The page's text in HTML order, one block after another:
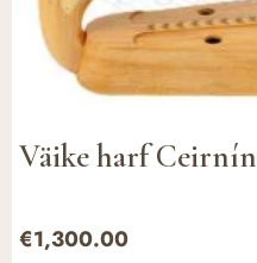
Väike harf Ceirnín
€1,300.00